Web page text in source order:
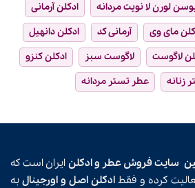
لورن لا نویت مردانه
ادکلن آرمانی
مای وی آرمانی کد
ادکلن دانهیل
لاگوست لاگوست سبز
ادکلن کنزو
زنانه
عطر تستر مردانه
سایت فروش عطر و ادکلن ایران است که
کرده و فقط ادکلن اصل و اورجینال به